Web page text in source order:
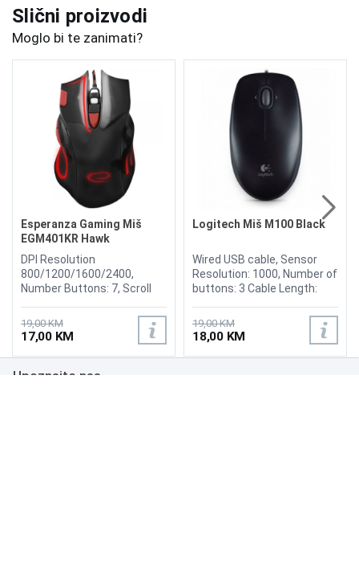
Slični proizvodi
Moglo bi te zanimati?
Esperanza Gaming Miš
EGM401KR Hawk
DPI Resolution
800/1200/1600/2400,
Number Buttons: 7, Scroll
19,00 KM
17,00 KM
Logitech Miš M100 Black
Wired USB cable, Sensor
Resolution: 1000, Number of
buttons: 3 Cable Length:
technology: Optical, , Scroll
Wheel: Yes, Color: black.
19,00 KM
18,00 KM
Upoznajte nas